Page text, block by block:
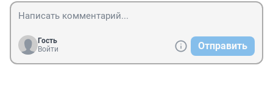
Гость
Войти
Отправить